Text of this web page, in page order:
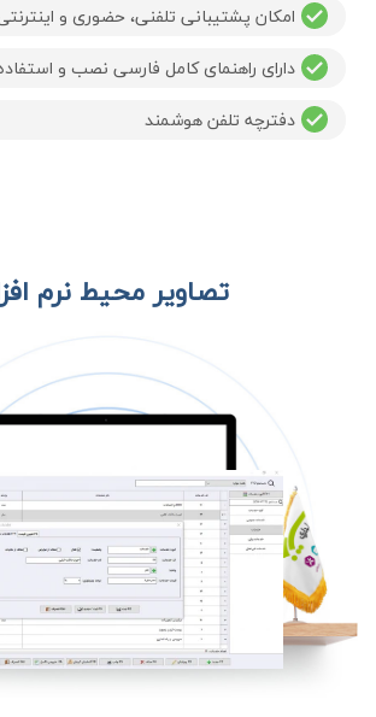
امکان پشتیبانی تلفنی، حضوری و
دارای راهنمای کامل فارسی نصب و استفاده
دفترچه تلفن هوشمند
تصاویر محیط نرم